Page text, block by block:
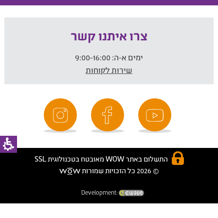
צרו איתנו קשר
ימים א-ה:
שירות לקוחות
התשלום באתר WOW מאובטח בטכנולוגית SSL
© 2026 כל הזכויות שמורות
Development: